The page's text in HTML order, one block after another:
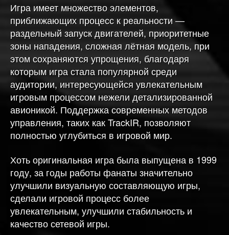
Игра имеет множество элементов,
приближающих процесс к реальности —
раздельный запуск двигателей, приоритетные
зоны нападения, сложная лётная модель, при
этом сохраняются упрощения, благодаря
которым игра стала популярной среди
аудитории, интересующейся увлекательным
игровым процессом нежели детализированной
авионикой. Поддержка современных методов
управления, таких как TrackIR, позволяют
полностью углубиться в игровой мир.
Хоть оригинальная игра была выпущена в 1999
году, за годы работы фанаты значительно
улучшили визуальную составляющую игры,
сделали игровой процесс более
увлекательным, улучшили стабильность и
качество сетевой игры.